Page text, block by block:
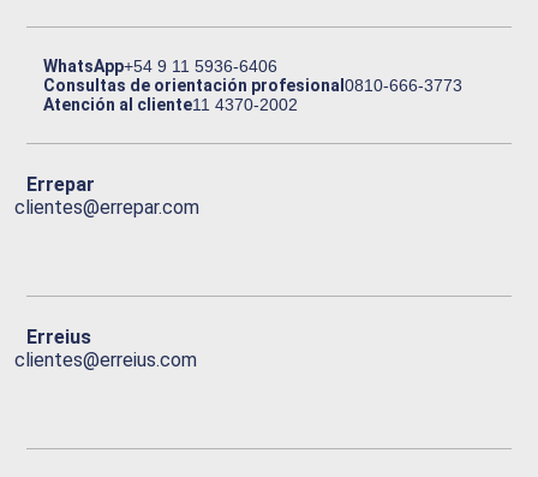
WhatsApp+54 9 11 5936-6406
Consultas de orientación profesional0810-666-3773
Atención al cliente11 4370-2002
Errepar
clientes@errepar.com
Erreius
clientes@erreius.com